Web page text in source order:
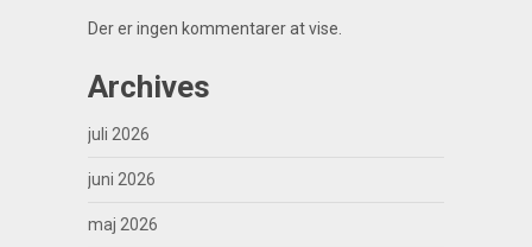
Der er ingen kommentarer at vise.
Archives
juli 2026
juni 2026
maj 2026